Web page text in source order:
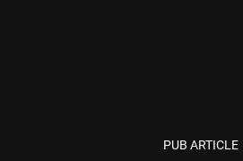
PUB ARTICLE